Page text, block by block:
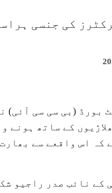
کی جنسی
بورڈ (بی سی سی آئی)
کے ساتھ ہونے
کہ اس واقعے سے
نائب صدر راجیو